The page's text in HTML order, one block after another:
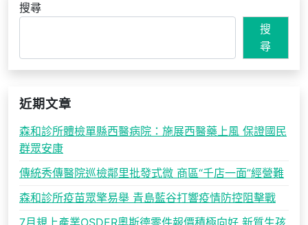
搜尋
搜
尋
近期文章
森和診所體檢單縣西醫病院：施展西醫藥上風 保證國民
群眾安康
傳統秀傳醫院巡檢鄰里批發式微 商區“千店一面”經營難
森和診所疫苗眾擎易舉 青島藍谷打響疫情防控阻擊戰
7月規上產業OSDER奧斯德零件報價積極向好 新質生孩